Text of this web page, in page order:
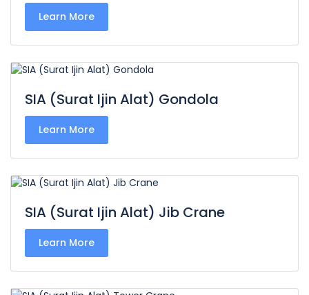
Learn More
SIA (Surat Ijin Alat) Gondola
Learn More
SIA (Surat Ijin Alat) Jib Crane
Learn More